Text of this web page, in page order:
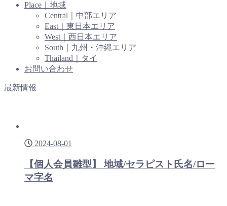
Place｜地域
Central｜中部エリア
East｜東日本エリア
West｜西日本エリア
South｜九州・沖縄エリア
Thailand｜タイ
お問い合わせ
最新情報
2024-08-01
【個人会員雛型】 地域/セラピスト氏名/ロー
マ字名